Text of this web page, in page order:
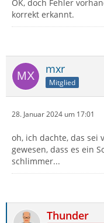
OK, doch Fehler
korrekt erkannt.
mxr
Mitglied
28. Januar 2024 um 17:01
oh, ich dachte, das
gewesen, dass es ein
schlimmer...
Thunder